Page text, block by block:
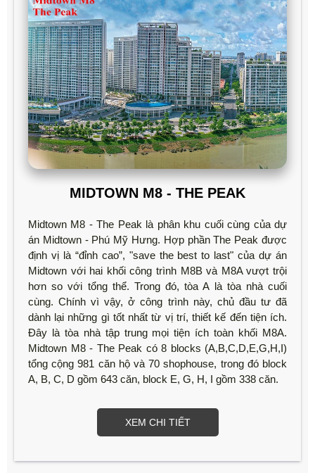
MIDTOWN M8 - THE PEAK
Midtown M8 - The Peak là phân khu cuối cùng của dự
án Midtown - Phú Mỹ Hưng. Hợp phần The Peak được
định vị là “đỉnh cao”, "save the best to last" của dự án
Midtown với hai khối công trình M8B và M8A vượt trội
hơn so với tổng thể. Trong đó, tòa A là tòa nhà cuối
cùng. Chính vì vậy, ở công trình này, chủ đầu tư đã
dành lại những gì tốt nhất từ vị trí, thiết kế đến tiện ích.
Đây là tòa nhà tập trung mọi tiện ích toàn khối M8A.
Midtown M8 - The Peak có 8 blocks (A,B,C,D,E,G,H,I)
tổng cộng 981 căn hộ và 70 shophouse, trong đó block
A, B, C, D gồm 643 căn, block E, G, H, I gồm 338 căn.
XEM CHI TIẾT